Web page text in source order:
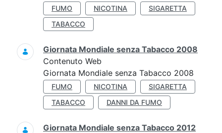
FUMO NICOTINA
SIGARETTA
TABACCO
Giornata Mondiale senza Tabacco 2008
Contenuto Web
Giornata Mondiale senza Tabacco 2008
FUMO NICOTINA
SIGARETTA
TABACCO
DANNI DA FUMO
Giornata Mondiale senza Tabacco 2012